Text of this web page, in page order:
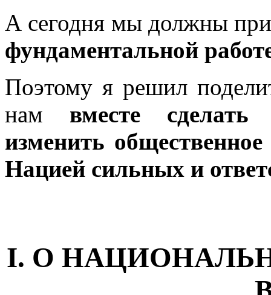
А сегодня мы должны
фундаментальной
Поэтому я решил
нам вместе сделать
изменить общественное
Нацией сильных и
I. О